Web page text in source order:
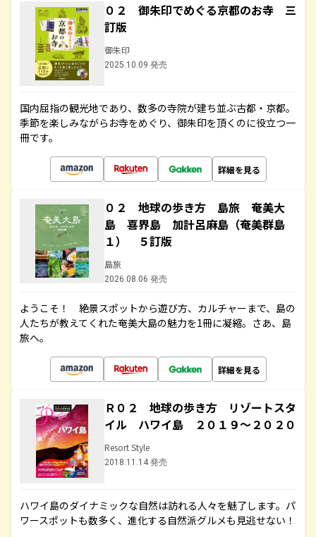
０２ 御朱印でめぐる京都のお寺 三
訂版
御朱印
2025.10.09 発売
国内屈指の観光地であり、数多の寺院が建ち並ぶ古都・京都。
季節を楽しみながらお寺をめぐり、御朱印を頂くのに役立つ一
冊です。
詳細を見る
０２ 地球の歩き方 島旅 奄美大
島 喜界島 加計呂麻島（奄美群島
１） ５訂版
島旅
2026.08.06 発売
ようこそ！ 絶景スポットから遊び方、カルチャーまで、島の
人たちが教えてくれた奄美大島の魅力を1冊に凝縮。さあ、島
旅へ。
詳細を見る
Ｒ０２ 地球の歩き方 リゾートスタ
イル ハワイ島 ２０１９～２０２０
Resort Style
2018.11.14 発売
ハワイ島のダイナミックな自然は訪れる人々を魅了します。パ
ワースポットも数多く、進化する自然派グルメも見逃せない！